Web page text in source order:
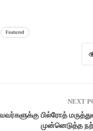
Featured
NEXT
பில்ரோத்
முன்னெடுத்த